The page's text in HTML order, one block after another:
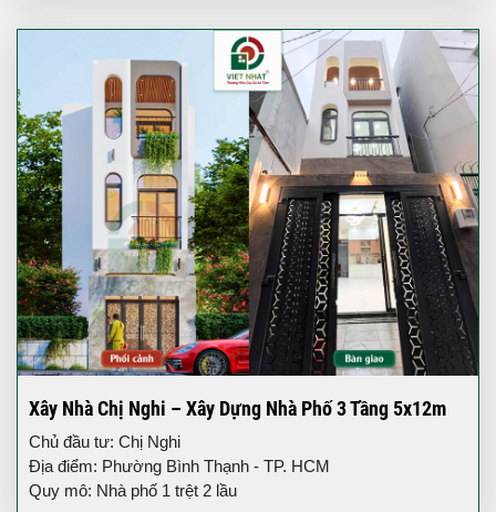
Xây Nhà Chị Nghi – Xây Dựng Nhà Phố 3 Tầng 5x12m
Chủ đầu tư: Chị Nghi
Địa điểm: Phường Bình Thạnh - TP. HCM
Quy mô: Nhà phố 1 trệt 2 lầu